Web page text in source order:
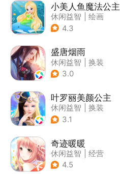
小美人鱼魔法公主
休闲益智
绘画
| 儿童游戏
4.3
盛唐烟雨
休闲益智
换装
| 架空历史
3.0
叶罗丽美颜公主
休闲益智
换装
| 动漫改编
3.1
奇迹暖暖
休闲益智
经营
| 美少女
4.5